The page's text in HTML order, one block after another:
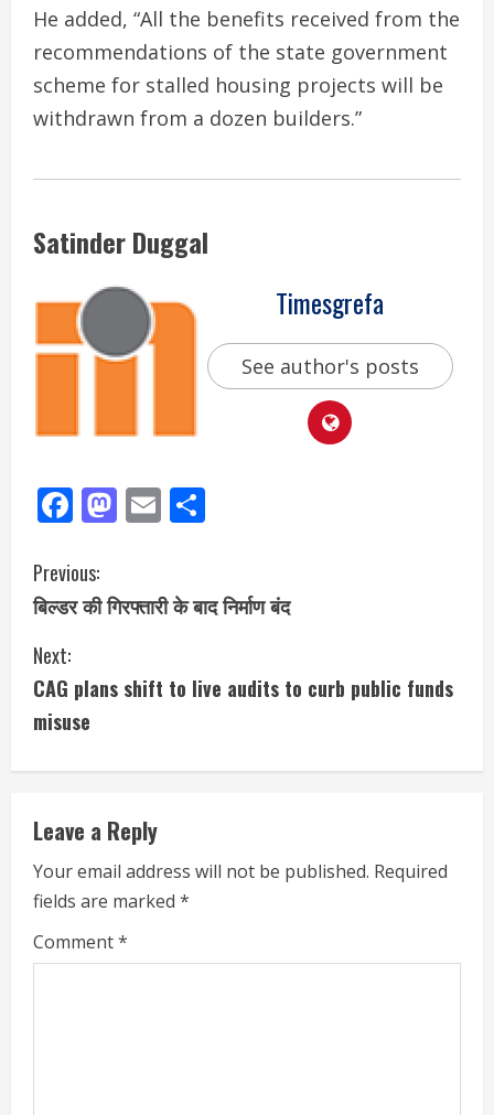
He added, “All the benefits received from the
recommendations of the state government
scheme for stalled housing projects will be
withdrawn from a dozen builders.”
Satinder Duggal
Timesgrefa
See author's posts
Facebook
Mastodon
Email
Previous:
बिल्डर की गिरफ्तारी के बाद निर्माण बंद
Next:
CAG plans shift to live audits to curb public funds
misuse
Leave a Reply
Your email address will not be published. Required
fields are marked *
Comment*